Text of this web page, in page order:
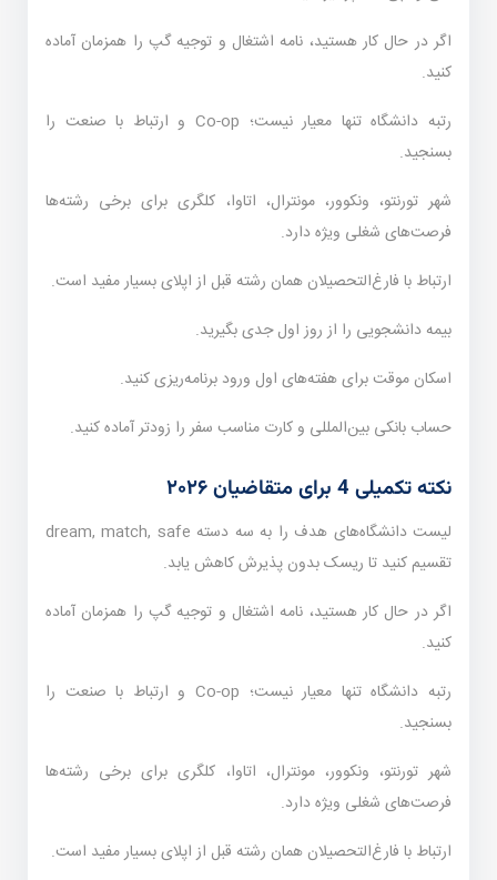
اگر در حال کار هستید، نامه اشتغال و توجیه گپ را همزمان آماده
کنید.
رتبه دانشگاه تنها معیار نیست؛ Co-op و ارتباط با صنعت را
بسنجید.
شهر تورنتو، ونکوور، مونترال، اتاوا، کلگری برای برخی رشته‌ها
فرصت‌های شغلی ویژه دارد.
ارتباط با فارغ‌التحصیلان همان رشته قبل از اپلای بسیار مفید است.
بیمه دانشجویی را از روز اول جدی بگیرید.
اسکان موقت برای هفته‌های اول ورود برنامه‌ریزی کنید.
حساب بانکی بین‌المللی و کارت مناسب سفر را زودتر آماده کنید.
نکته تکمیلی 4 برای متقاضیان ۲۰۲۶
لیست دانشگاه‌های هدف را به سه دسته dream, match, safe
تقسیم کنید تا ریسک بدون پذیرش کاهش یابد.
اگر در حال کار هستید، نامه اشتغال و توجیه گپ را همزمان آماده
کنید.
رتبه دانشگاه تنها معیار نیست؛ Co-op و ارتباط با صنعت را
بسنجید.
شهر تورنتو، ونکوور، مونترال، اتاوا، کلگری برای برخی رشته‌ها
فرصت‌های شغلی ویژه دارد.
ارتباط با فارغ‌التحصیلان همان رشته قبل از اپلای بسیار مفید است.